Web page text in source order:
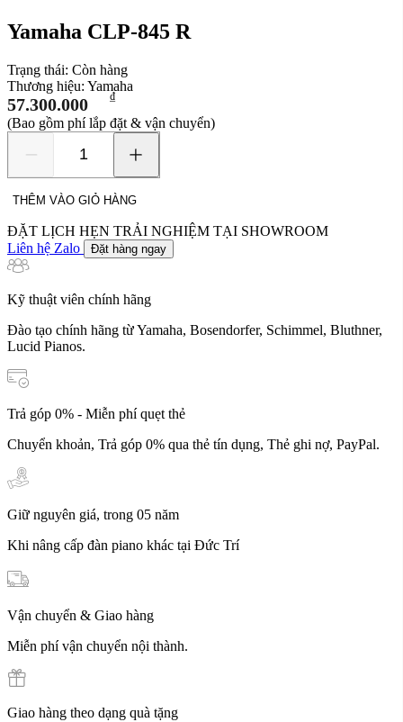
Yamaha CLP-845 R
Trạng thái: Còn hàng
Thương hiệu: Yamaha
57.300.000 ₫
(Bao gồm phí lắp đặt & vận chuyển)
CLP-
845
R
số
lượng
THÊM VÀO GIỎ HÀNG
ĐẶT LỊCH HẸN TRẢI NGHIỆM TẠI SHOWROOM
Liên hệ Zalo
Đặt hàng ngay
Kỹ thuật viên chính hãng
Đào tạo chính hãng từ Yamaha, Bosendorfer, Schimmel, Bluthner,
Lucid Pianos.
Trả góp 0% - Miễn phí quẹt thẻ
Chuyển khoản, Trả góp 0% qua thẻ tín dụng, Thẻ ghi nợ, PayPal.
Giữ nguyên giá, trong 05 năm
Khi nâng cấp đàn piano khác tại Đức Trí
Vận chuyển & Giao hàng
Miễn phí vận chuyển nội thành.
Giao hàng theo dạng quà tặng